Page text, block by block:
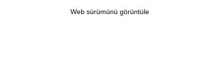
Web sürümünü görüntüle